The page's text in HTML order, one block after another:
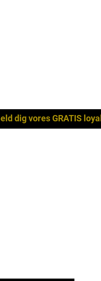
dig vores GRATIS